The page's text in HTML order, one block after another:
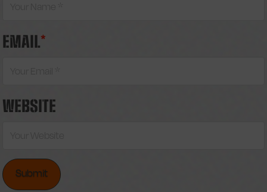
EMAIL*
WEBSITE